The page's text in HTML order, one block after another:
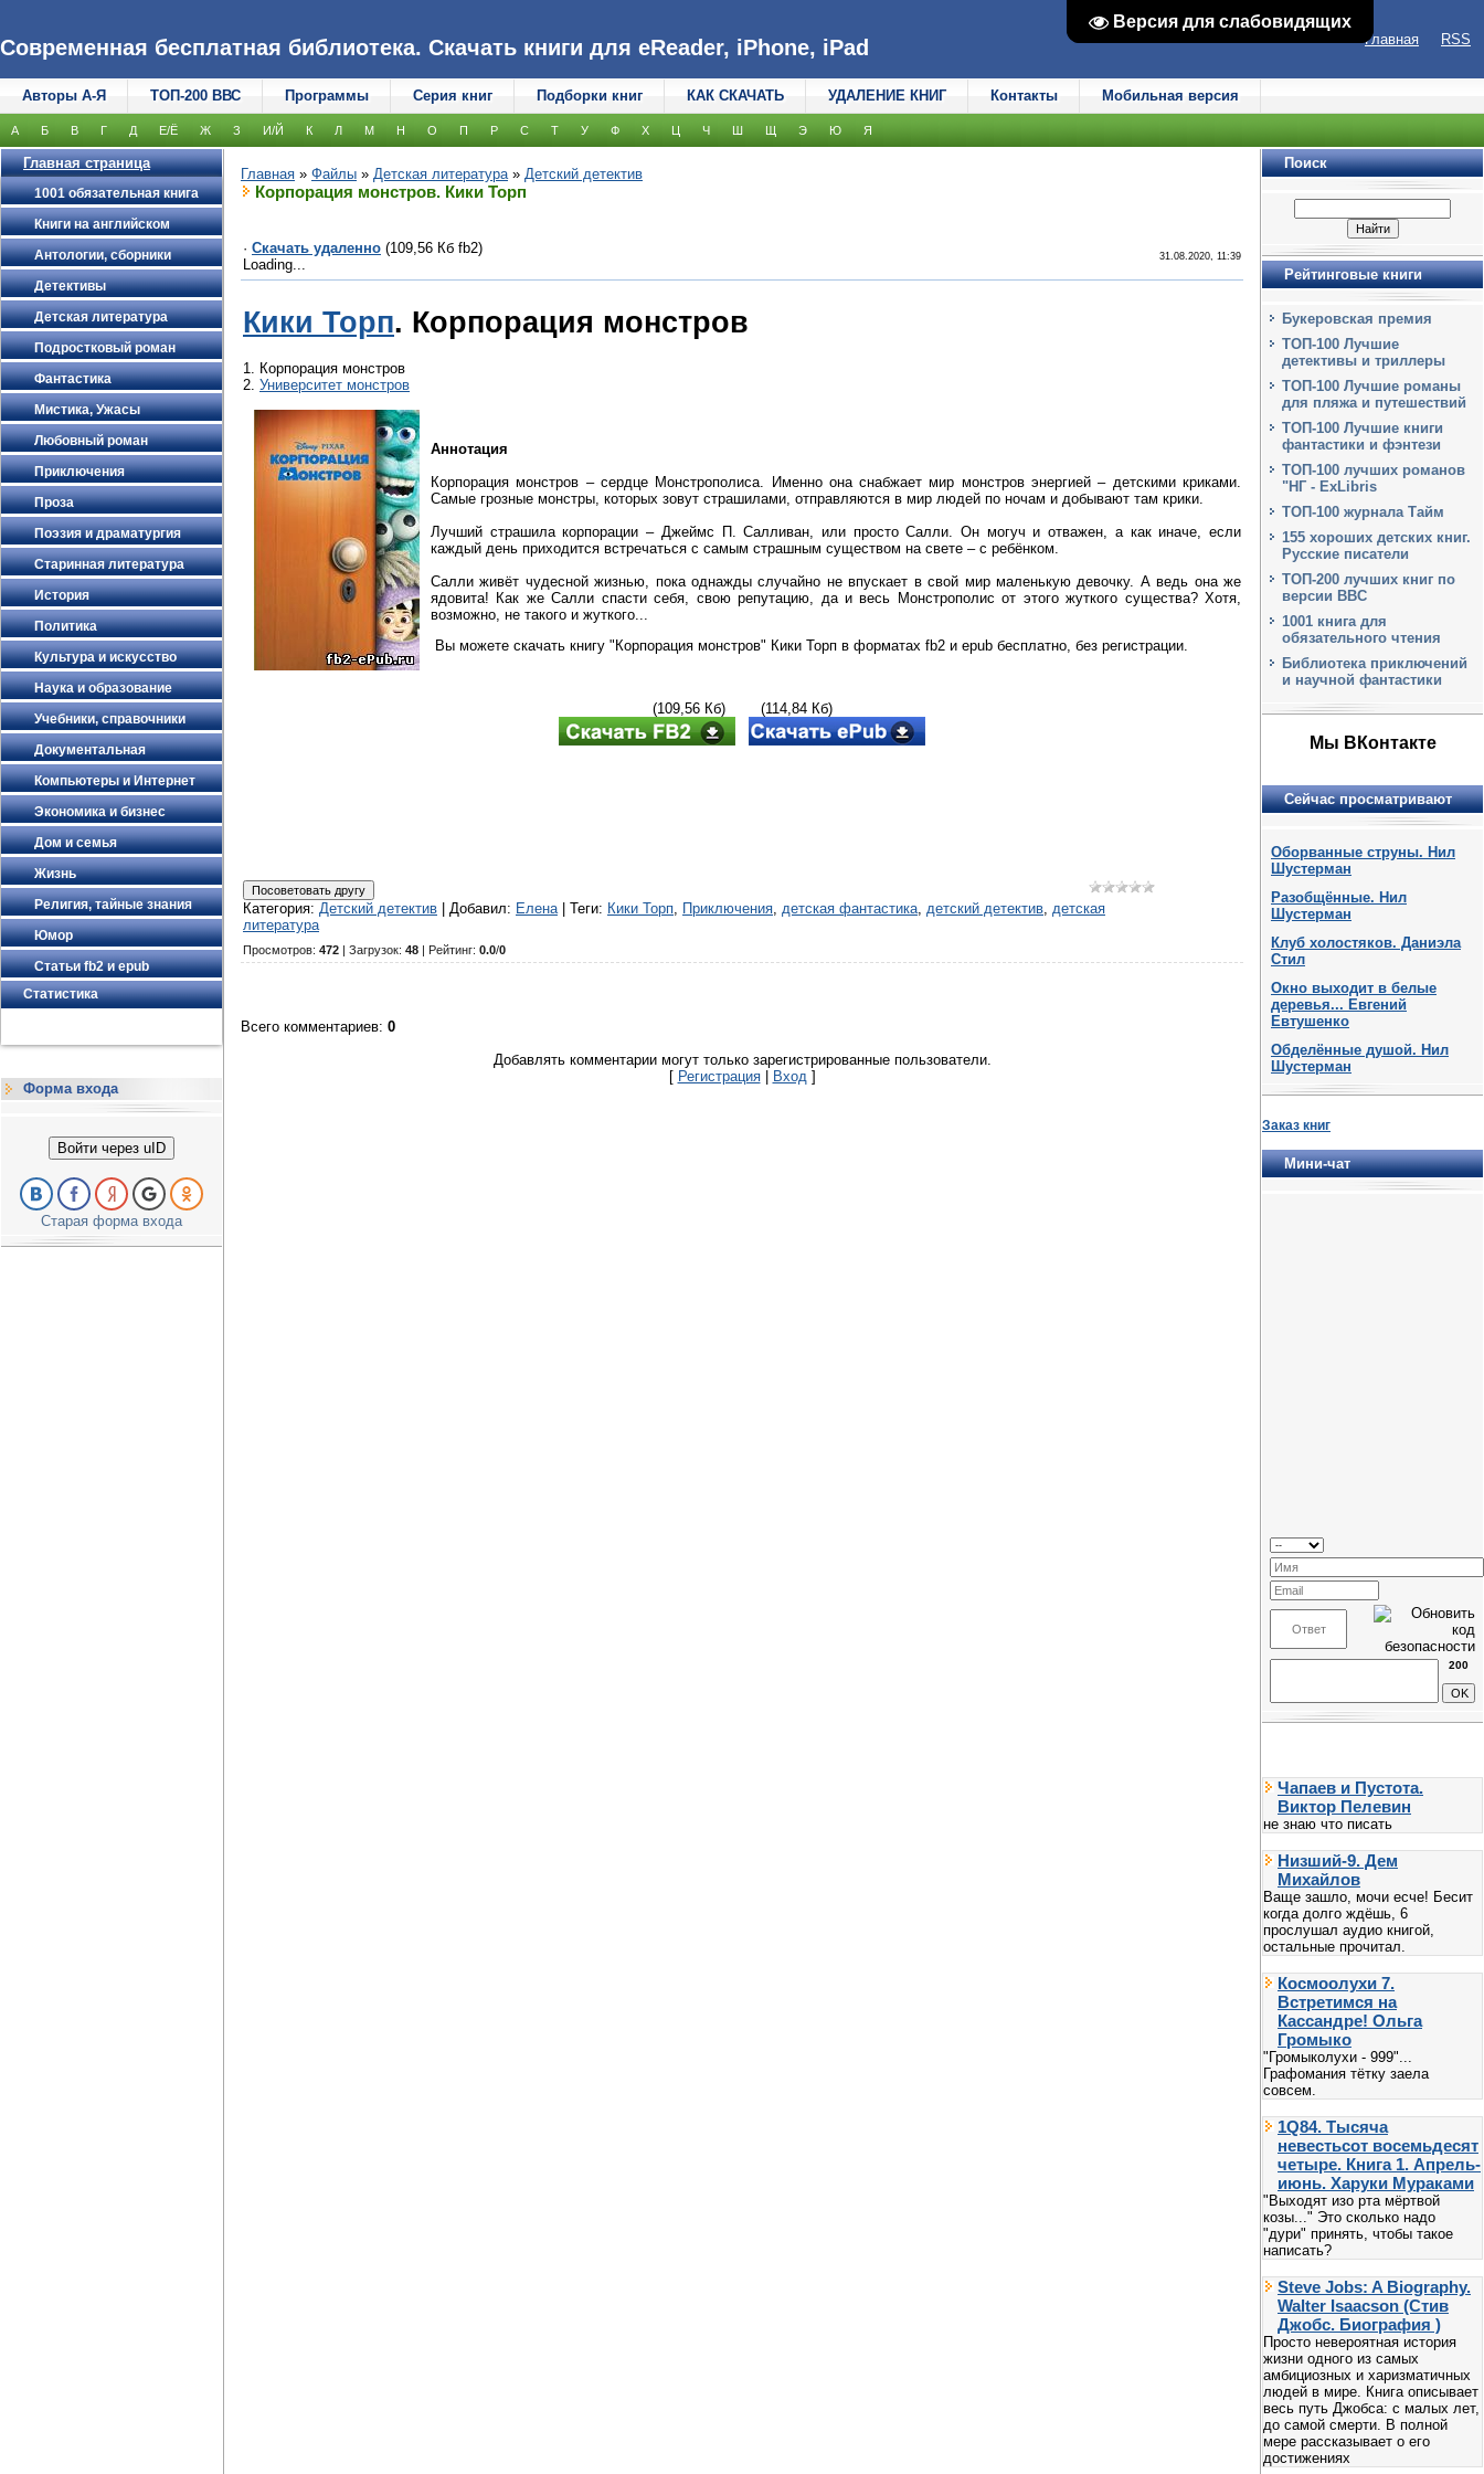
Версия для слабовидящих
Версия для слабовидящих
Современная бесплатная библиотека. Скачать книги для eReader, iPhone, iPad Главная RSS
Авторы А-Я ТОП-200 ВВС Программы Серия книг Подборки книг КАК СКАЧАТЬ УДАЛЕНИЕ КНИГ Контакты Мобильная версия
А Б В Г Д Е/Ё Ж З И/Й К Л М Н О П Р С Т У Ф Х Ц Ч Ш Щ Э Ю Я
Главная страница
1001 обязательная книга
Книги на английском
Антологии, сборники
Детективы
Детская литература
Подростковый роман
Фантастика
Мистика, Ужасы
Любовный роман
Приключения
Проза
Поэзия и драматургия
Старинная литература
История
Политика
Культура и искусство
Наука и образование
Учебники, справочники
Документальная
Компьютеры и Интернет
Экономика и бизнес
Дом и семья
Жизнь
Религия, тайные знания
Юмор
Статьи fb2 и epub
Статистика
Форма входа
Войти через uID
Старая форма входа
Главная » Файлы » Детская литература» Детский детектив
Корпорация монстров. Кики Торп
· Скачать удаленно (109,56 Кб fb2)
Loading...
31.08.2020, 11:39
Кики Торп. Корпорация монстров
1. Корпорация монстров
2. Университет монстров
Аннотация
Корпорация монстров – сердце Монстрополиса. Именно она снабжает мир монстров энергией – детскими криками.
Самые грозные монстры, которых зовут страшилами, отправляются в мир людей по ночам и добывают там крики.
Лучший страшила корпорации – Джеймс П. Салливан, или просто Салли. Он могуч и отважен, а как иначе, если
каждый день приходится встречаться с самым страшным существом на свете – с ребёнком.
Салли живёт чудесной жизнью, пока однажды случайно не впускает в свой мир маленькую девочку. А ведь она же
ядовита! Как же Салли спасти себя, свою репутацию, да и весь Монстрополис от этого жуткого существа? Хотя,
возможно, не такого и жуткого...
Вы можете скачать книгу "Корпорация монстров" Кики Торп в форматах fb2 и epub бесплатно, без регистрации.
(109,56 Кб) (114,84 Кб)
Категория: Детский детектив Добавил: Елена| Теги: Кики Торп, Приключения, детская фантастика, детский детектив, детская
литература
Просмотров: 472 | Загрузок: 48 | Рейтинг: 0.0/0
Всего комментариев: 0
Добавлять комментарии могут только зарегистрированные пользователи.
[ Регистрация| Вход]
Поиск
Рейтинговые книги
Букеровская премия
ТОП-100 Лучшие
детективы и триллеры
ТОП-100 Лучшие романы
для пляжа и путешествий
ТОП-100 Лучшие книги
фантастики и фэнтези
ТОП-100 лучших романов
"НГ - ExLibris
ТОП-100 журнала Тайм
155 хороших детских книг.
Русские писатели
ТОП-200 лучших книг по
версии BBC
1001 книга для
обязательного чтения
Библиотека приключений
и научной фантастики
Мы ВКонтакте
Сейчас просматривают
Оборванные струны. Нил
Шустерман
Разобщённые. Нил
Шустерман
Клуб холостяков. Даниэла
Стил
Окно выходит в белые
деревья... Евгений
Евтушенко
Обделённые душой. Нил
Шустерман
Заказ книг
Мини-чат
200
Чапаев и Пустота.
Виктор Пелевин
не знаю что писать
Низший-9. Дем
Михайлов
Ваще зашло, мочи есче! Бесит
когда долго ждёшь, 6
прослушал аудио книгой,
остальные прочитал.
Космоолухи 7.
Встретимся на
Кассандре! Ольга
Громыко
"Громыколухи - 999"...
Графомания тётку заела
совсем.
1Q84. Тысяча
невестьсот восемьдесят
четыре. Книга 1. Апрель-
июнь. Харуки Мураками
"Выходят изо рта мёртвой
козы..." Это сколько надо
"дури" принять, чтобы такое
написать?
Steve Jobs: A Biography.
Walter Isaacson (Стив
Джобс. Биография )
Просто невероятная история
жизни одного из самых
амбициозных и харизматичных
людей в мире. Книга описывает
весь путь Джобса: с малых лет,
до самой смерти. В полной
мере рассказывает о его
достижениях